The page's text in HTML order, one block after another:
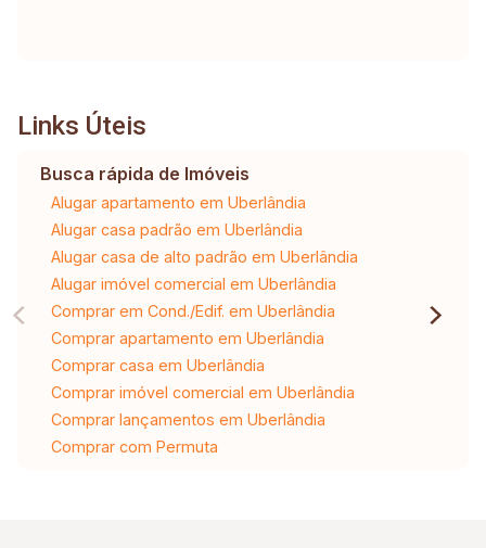
Links Úteis
Busca rápida de Imóveis
Alugar apartamento em Uberlândia
Alugar casa padrão em Uberlândia
Alugar casa de alto padrão em Uberlândia
Alugar imóvel comercial em Uberlândia
Comprar em Cond./Edif. em Uberlândia
Comprar apartamento em Uberlândia
Comprar casa em Uberlândia
Comprar imóvel comercial em Uberlândia
Comprar lançamentos em Uberlândia
Comprar com Permuta